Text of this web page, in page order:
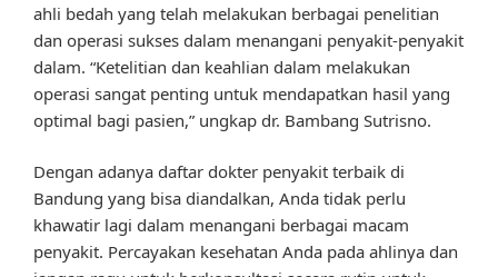
ahli bedah yang telah melakukan berbagai penelitian
dan operasi sukses dalam menangani penyakit-penyakit
dalam. “Ketelitian dan keahlian dalam melakukan
operasi sangat penting untuk mendapatkan hasil yang
optimal bagi pasien,” ungkap dr. Bambang Sutrisno.
Dengan adanya daftar dokter penyakit terbaik di
Bandung yang bisa diandalkan, Anda tidak perlu
khawatir lagi dalam menangani berbagai macam
penyakit. Percayakan kesehatan Anda pada ahlinya dan